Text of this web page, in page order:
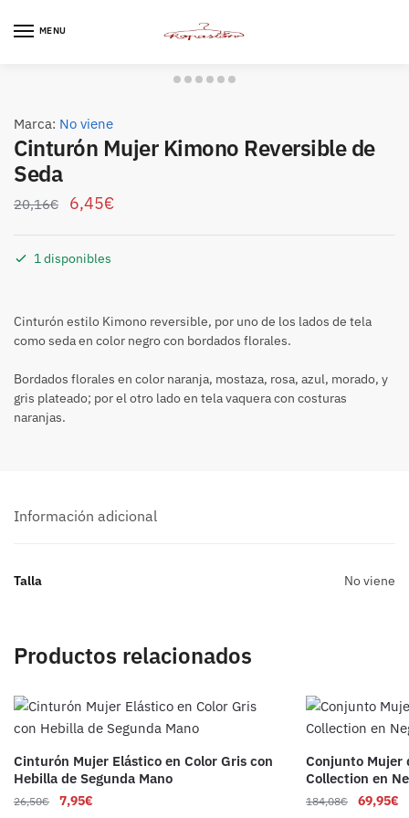
MENU
Marca: No viene
Cinturón Mujer Kimono Reversible de
Seda
20,16€ 6,45€
1 disponibles
Cinturón estilo Kimono reversible, por uno de los lados de tela
como seda en color negro con bordados florales.
Bordados florales en color naranja, mostaza, rosa, azul, morado, y
gris plateado; por el otro lado en tela vaquera con costuras
naranjas.
Información adicional
Talla No viene
Productos relacionados
Cinturón Mujer Elástico en Color Gris con
Hebilla de Segunda Mano
26,50€ 7,95€
Conjunto Mujer
Collection en
184,08€ 69,95€